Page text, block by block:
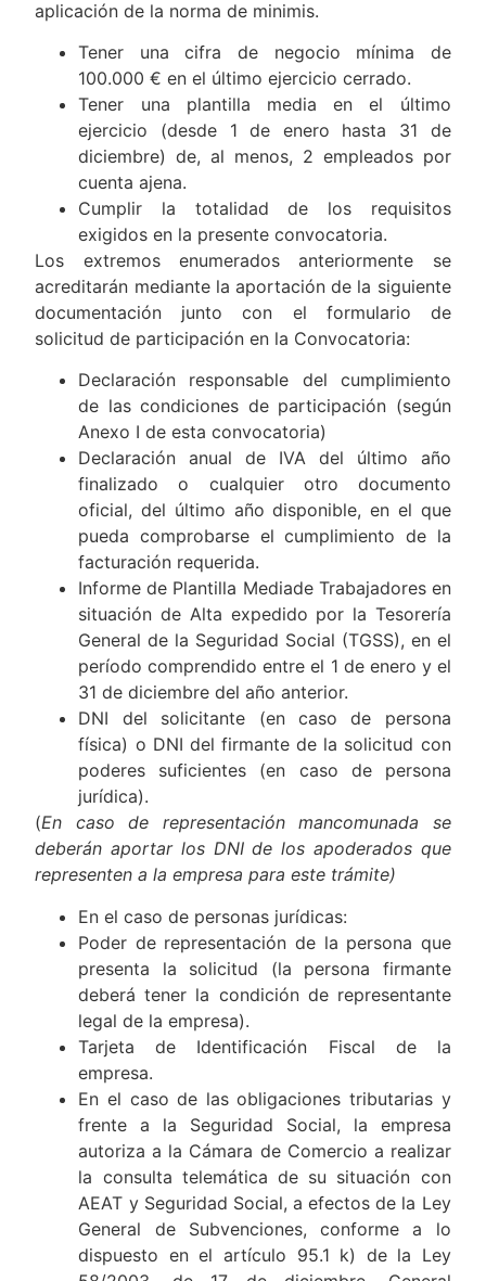
aplicación de la norma de minimis.
Tener una cifra de negocio mínima de
100.000 € en el último ejercicio cerrado.
Tener una plantilla media en el último
ejercicio (desde 1 de enero hasta 31 de
diciembre) de, al menos, 2 empleados por
cuenta ajena.
Cumplir la totalidad de los requisitos
exigidos en la presente convocatoria.
Los extremos enumerados anteriormente se
acreditarán mediante la aportación de la siguiente
documentación junto con el formulario de
solicitud de participación en la Convocatoria:
Declaración responsable del cumplimiento
de las condiciones de participación (según
Anexo I de esta convocatoria)
Declaración anual de IVA del último año
finalizado o cualquier otro documento
oficial, del último año disponible, en el que
pueda comprobarse el cumplimiento de la
facturación requerida.
Informe de Plantilla Mediade Trabajadores en
situación de Alta expedido por la Tesorería
General de la Seguridad Social (TGSS), en el
período comprendido entre el 1 de enero y el
31 de diciembre del año anterior.
DNI del solicitante (en caso de persona
física) o DNI del firmante de la solicitud con
poderes suficientes (en caso de persona
jurídica).
(En caso de representación mancomunada se
deberán aportar los DNI de los apoderados que
representen a la empresa para este trámite)
En el caso de personas jurídicas:
Poder de representación de la persona que
presenta la solicitud (la persona firmante
deberá tener la condición de representante
legal de la empresa).
Tarjeta de Identificación Fiscal de la
empresa.
En el caso de las obligaciones tributarias y
frente a la Seguridad Social, la empresa
autoriza a la Cámara de Comercio a realizar
la consulta telemática de su situación con
AEAT y Seguridad Social, a efectos de la Ley
General de Subvenciones, conforme a lo
dispuesto en el artículo 95.1 k) de la Ley